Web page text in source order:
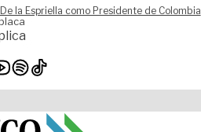
la Espriella como Presidente de Colombia